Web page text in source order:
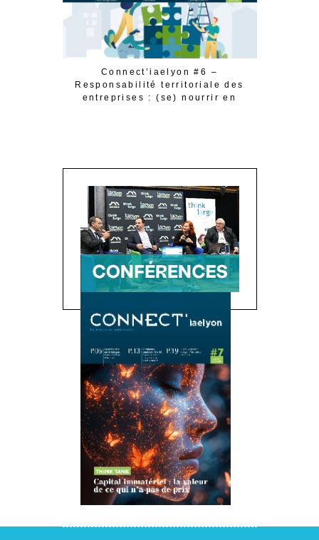
Connect’iaelyon #6 –
Responsabilité territoriale des
entreprises : (se) nourrir en